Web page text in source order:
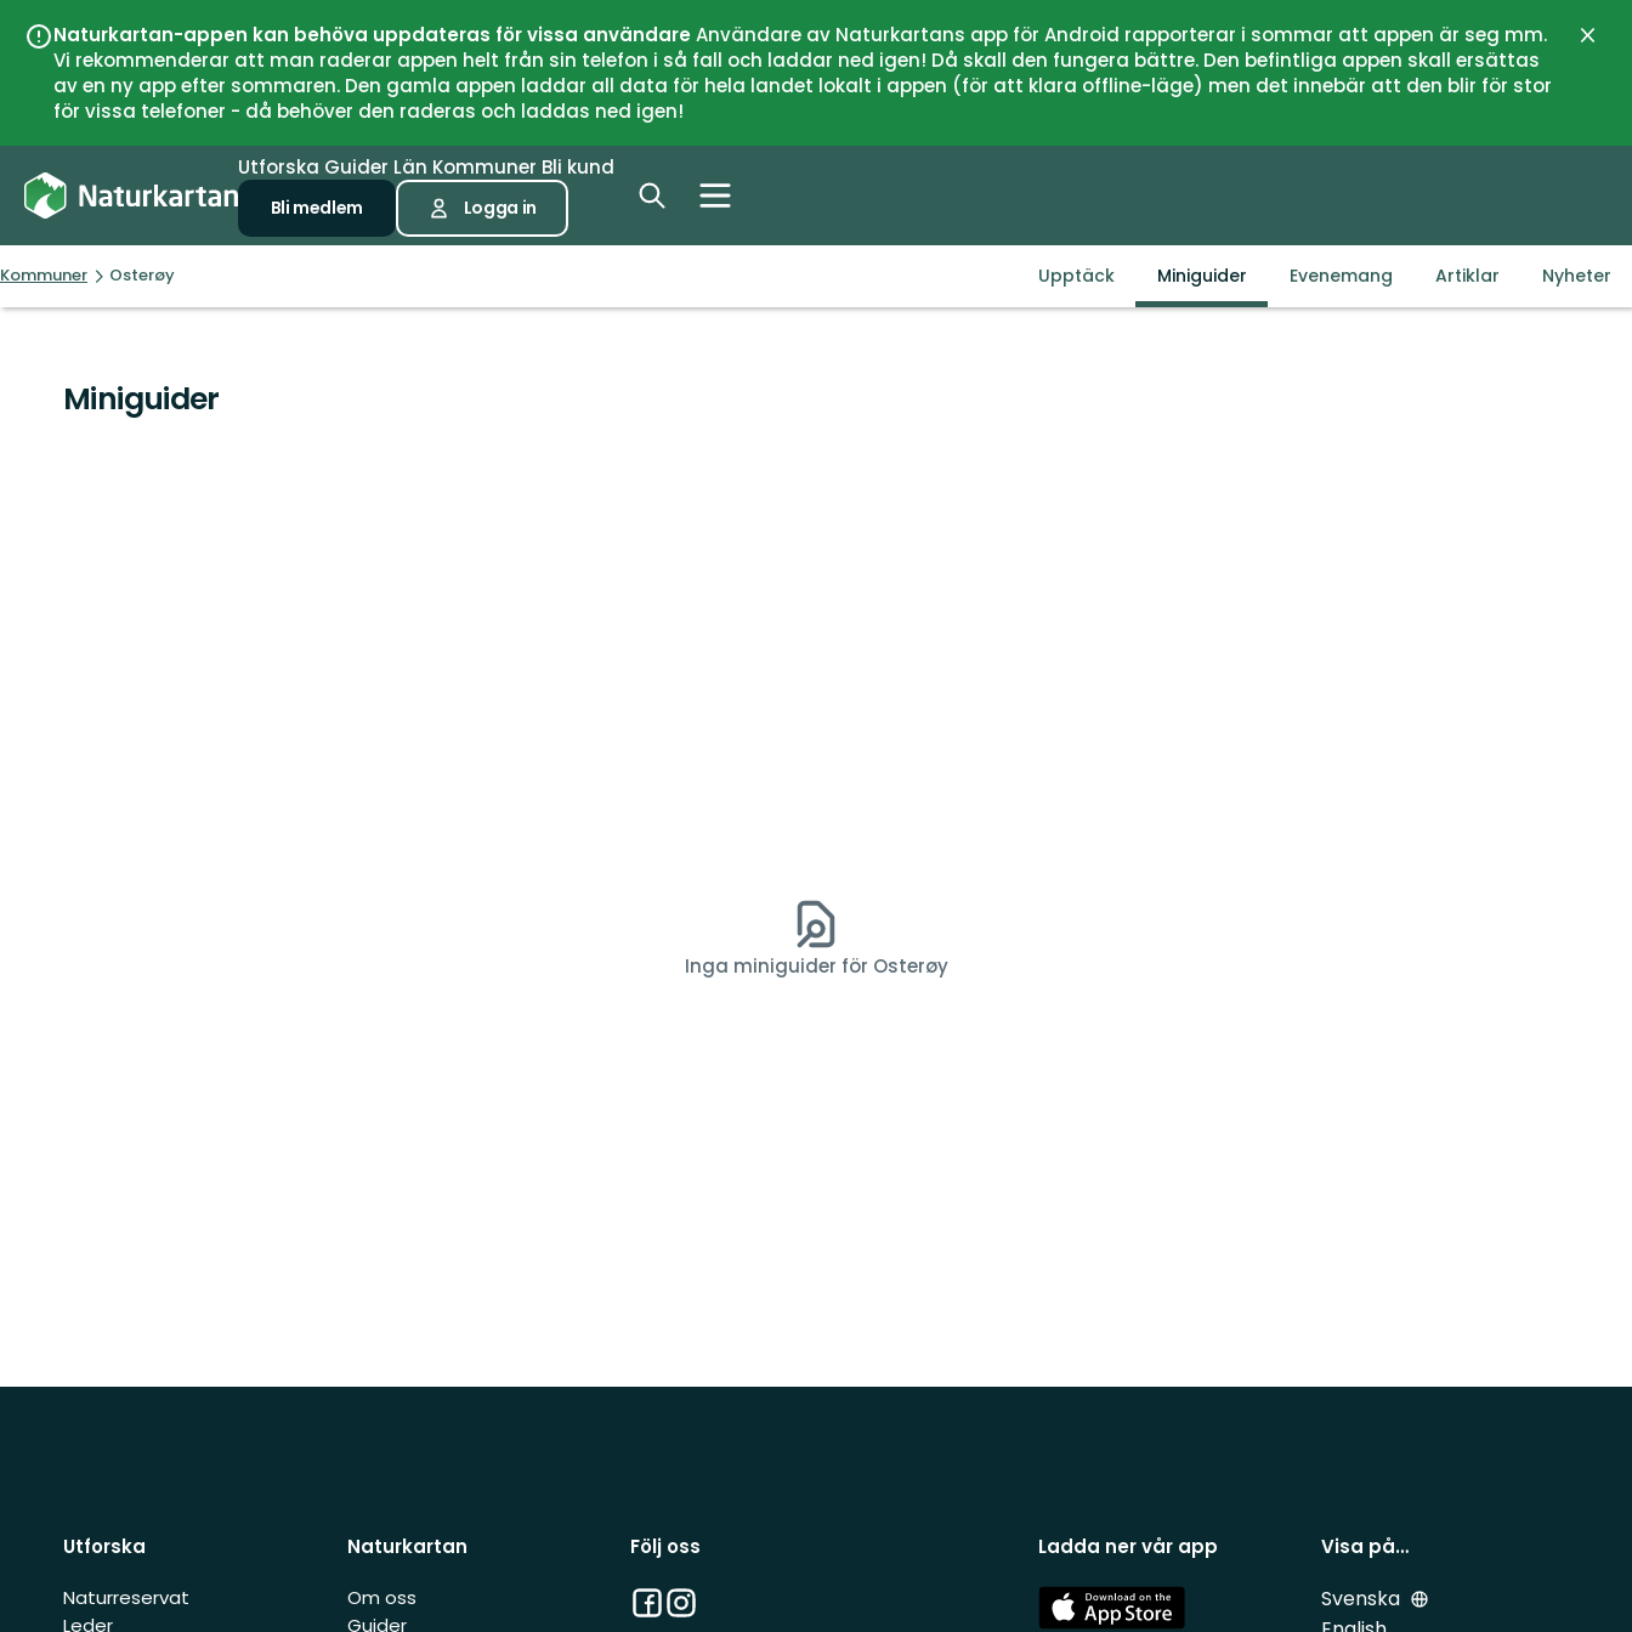
Naturkartan-appen kan behöva uppdateras för vissa användareAnvändare av Naturkartans app för Android rapporterar i sommar att appen är seg mm.
Vi rekommenderar att man raderar appen helt från sin telefon i så fall och laddar ned igen! Då skall den fungera bättre. Den befintliga appen skall ersättas
av en ny app efter sommaren. Den gamla appen laddar all data för hela landet lokalt i appen (för att klara offline-läge) men det innebär att den blir för stor
för vissa telefoner - då behöver den raderas och laddas ned igen!
Utforska Guider Län Kommuner Bli kund
Bli medlem Logga in
Kommuner Osterøy Upptäck Miniguider Evenemang Artiklar Nyheter
Miniguider
Inga miniguider för Osterøy
Utforska
Naturreservat
Leder
Naturkartan
Om oss
Guider
Följ oss
Facebook
Instagram
Ladda ner vår app
App
Store
Visa på…
Svenska